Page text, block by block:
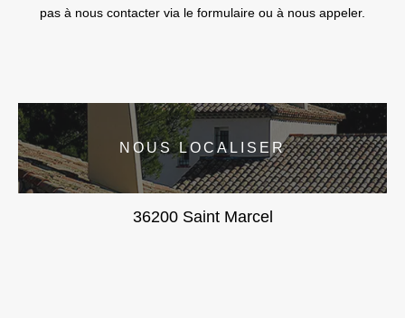
pas à nous contacter via le formulaire ou à nous appeler.
NOUS LOCALISER
36200 Saint Marcel